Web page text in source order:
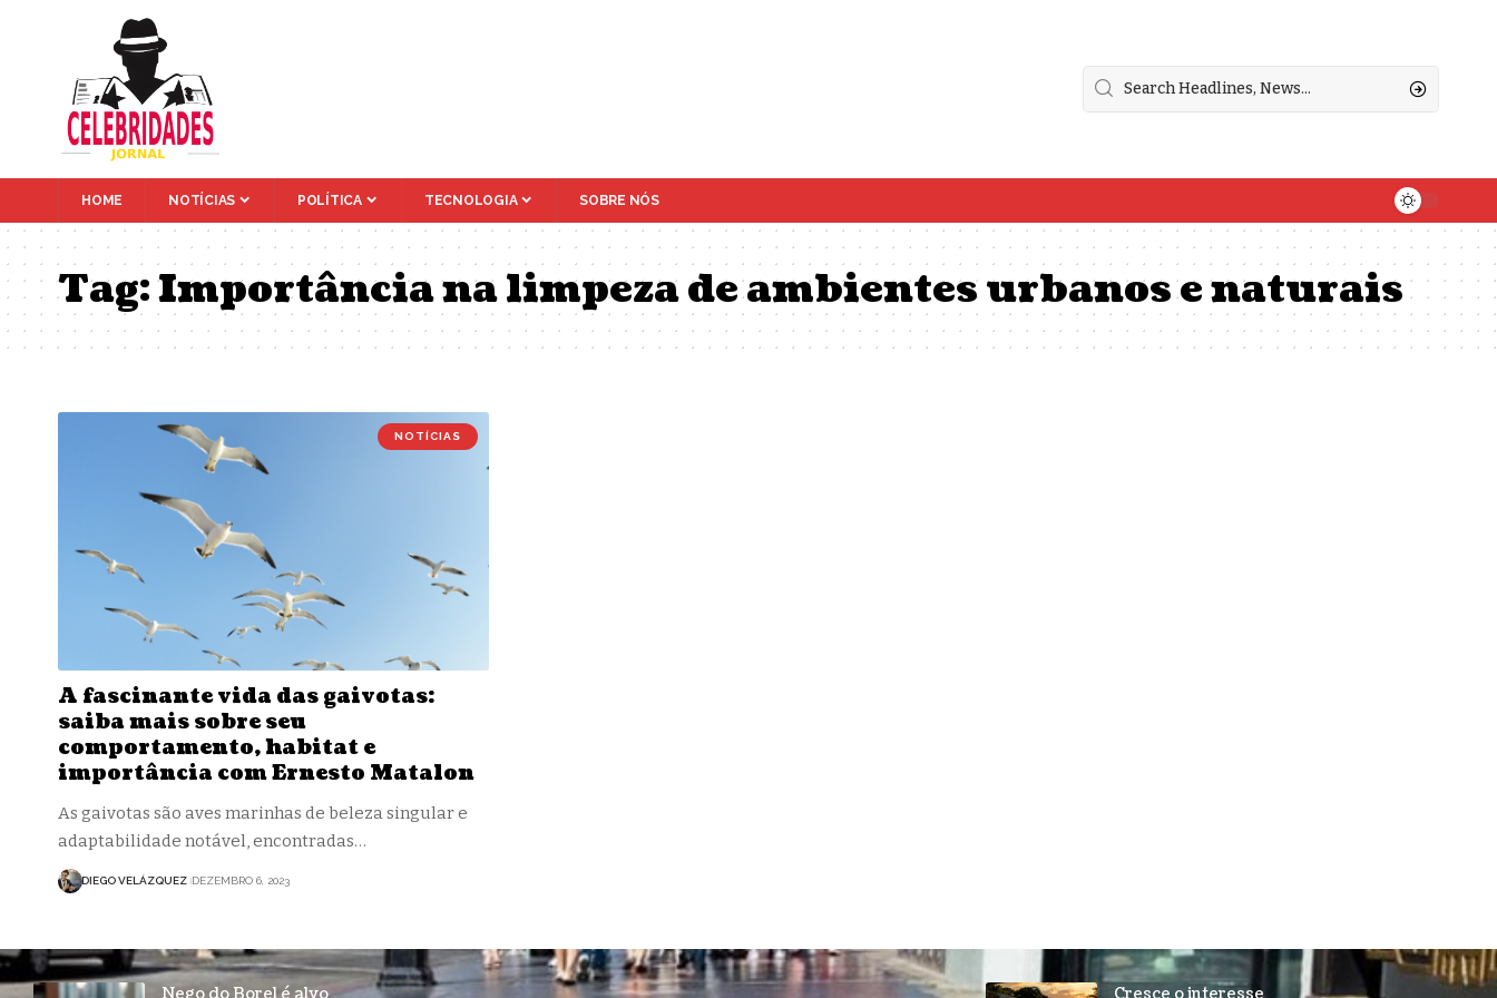
HOME NOTÍCIAS POLÍTICA TECNOLOGIA SOBRE NÓS
Tag:Importância na limpeza de ambientes urbanos e naturais
NOTÍCIAS
A fascinante vida das gaivotas:
saiba mais sobre seu
comportamento, habitat e
importância com Ernesto Matalon
As gaivotas são aves marinhas de beleza singular e
adaptabilidade notável, encontradas…
DIEGO VELÁZQUEZ DEZEMBRO 6, 2023